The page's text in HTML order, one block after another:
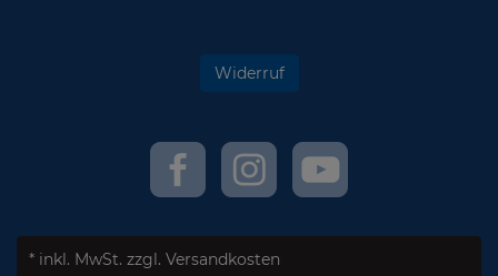
Widerruf
* inkl. MwSt. zzgl. Versandkosten